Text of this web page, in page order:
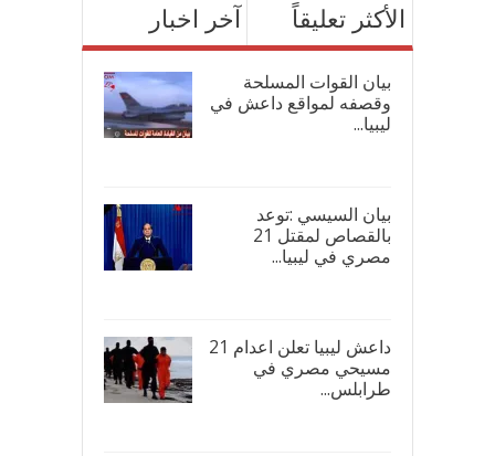
آخر اخبار الأكثر تعليقاً
بيان القوات المسلحة
وقصفه لمواقع داعش في
ليبيا...
بيان السيسي :توعد
بالقصاص لمقتل 21
مصري في ليبيا...
داعش ليبيا تعلن اعدام 21
مسيحي مصري في
طرابلس...